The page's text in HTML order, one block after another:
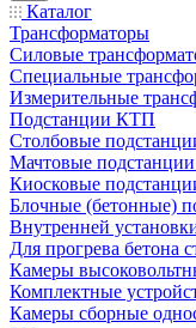
Каталог
Трансформаторы
Силовые
Специальные
Измерительные
Подстанции КТП
Столбовые
Мачтовые
Киосковые
Блочные (бетонные)
Внутренней
Для прогрева
Камеры
Комплектные
Камеры сборные